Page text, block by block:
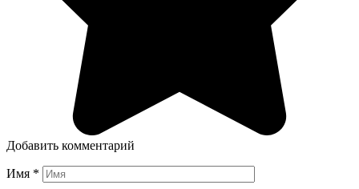
Добавить комментарий
Имя *